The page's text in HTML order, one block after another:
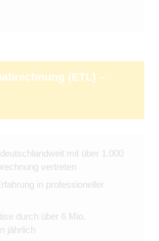
(ETL) –
mit über 1.000
vertreten
in professioneller
durch über 6 Mio.
jährlich